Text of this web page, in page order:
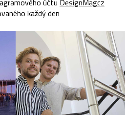
účtu DesignMagcz
každý den